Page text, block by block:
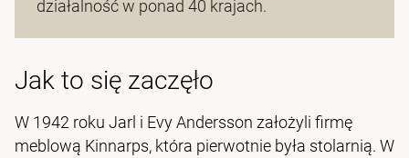
działalność w ponad 40 krajach.
Jak to się zaczęło
W 1942 roku Jarl i Evy Andersson założyli firmę
meblową Kinnarps, która pierwotnie była stolarnią. W